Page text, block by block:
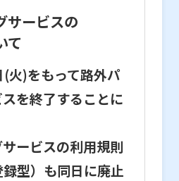
サービスの
て
火)をもって路外パ
を終了することに
ービスの利用規則
録型）も同日に廃止